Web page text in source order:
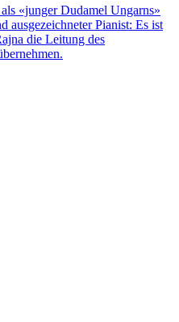
«junger Dudamel Ungarns»
ausgezeichneter Pianist: Es ist
die Leitung des